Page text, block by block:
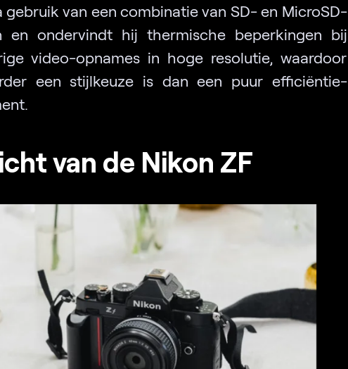
gebruik van een combinatie van SD- en MicroSD-
en ondervindt hij thermische beperkingen bij
video-opnames in hoge resolutie, waardoor
een stijlkeuze is dan een puur efficiëntie-
van de Nikon ZF